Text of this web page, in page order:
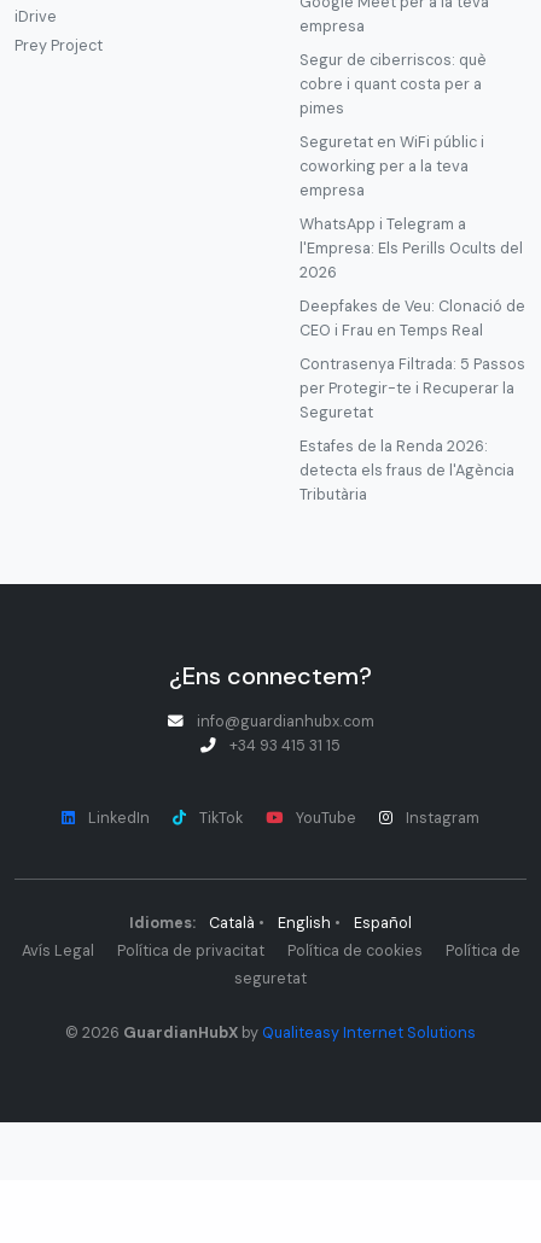
iDrive
Prey Project
empresa
Segur de ciberriscos: què
cobre i quant costa per a
pimes
Seguretat en WiFi públic i
coworking per a la teva
empresa
WhatsApp i Telegram a
l'Empresa: Els Perills Ocults del
2026
Deepfakes de Veu: Clonació de
CEO i Frau en Temps Real
Contrasenya Filtrada: 5 Passos
per Protegir-te i Recuperar la
Seguretat
Estafes de la Renda 2026:
detecta els fraus de l'Agència
Tributària
¿Ens connectem?
info@guardianhubx.com
+34 93 415 31 15
LinkedIn TikTok YouTube Instagram
Idiomes: Català • English •
Español
Avís Legal
Política de privacitat Política de cookies
Política de
seguretat
© 2026 GuardianHubX by Qualiteasy Internet Solutions